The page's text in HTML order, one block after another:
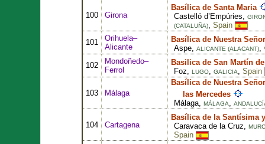
100 Girona
Basílica de Santa Maria
Castelló d’Empúries,
(CATALUÑA), Spain
101
Orihuela–
Alicante
Basílica de Nuestra
Aspe, ALICANTE (ALACANT),
102
Mondoñedo–
Ferrol
Basilica de San Martín
Foz, LUGO, GALICIA, Spain
103 Málaga
Basílica de Nuestra
las Mercedes
Málaga, MÁLAGA,
104 Cartagena
Basílica de la Santísima
Caravaca de la Cruz,
Spain